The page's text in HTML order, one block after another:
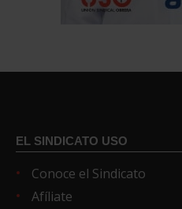
EL SINDICATO USO
Conoce el Sindicato
Afíliate